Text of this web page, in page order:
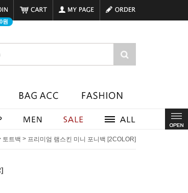
원
토트백 > 프리미엄 램스킨 미니 포니백 [2COLOR]